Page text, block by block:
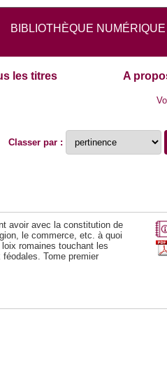
BIBLIOTHÈQUE
les titres A
Classer par :
avoir avec la constitution de
le commerce, etc. à quoi
romaines touchant les
Tome premier